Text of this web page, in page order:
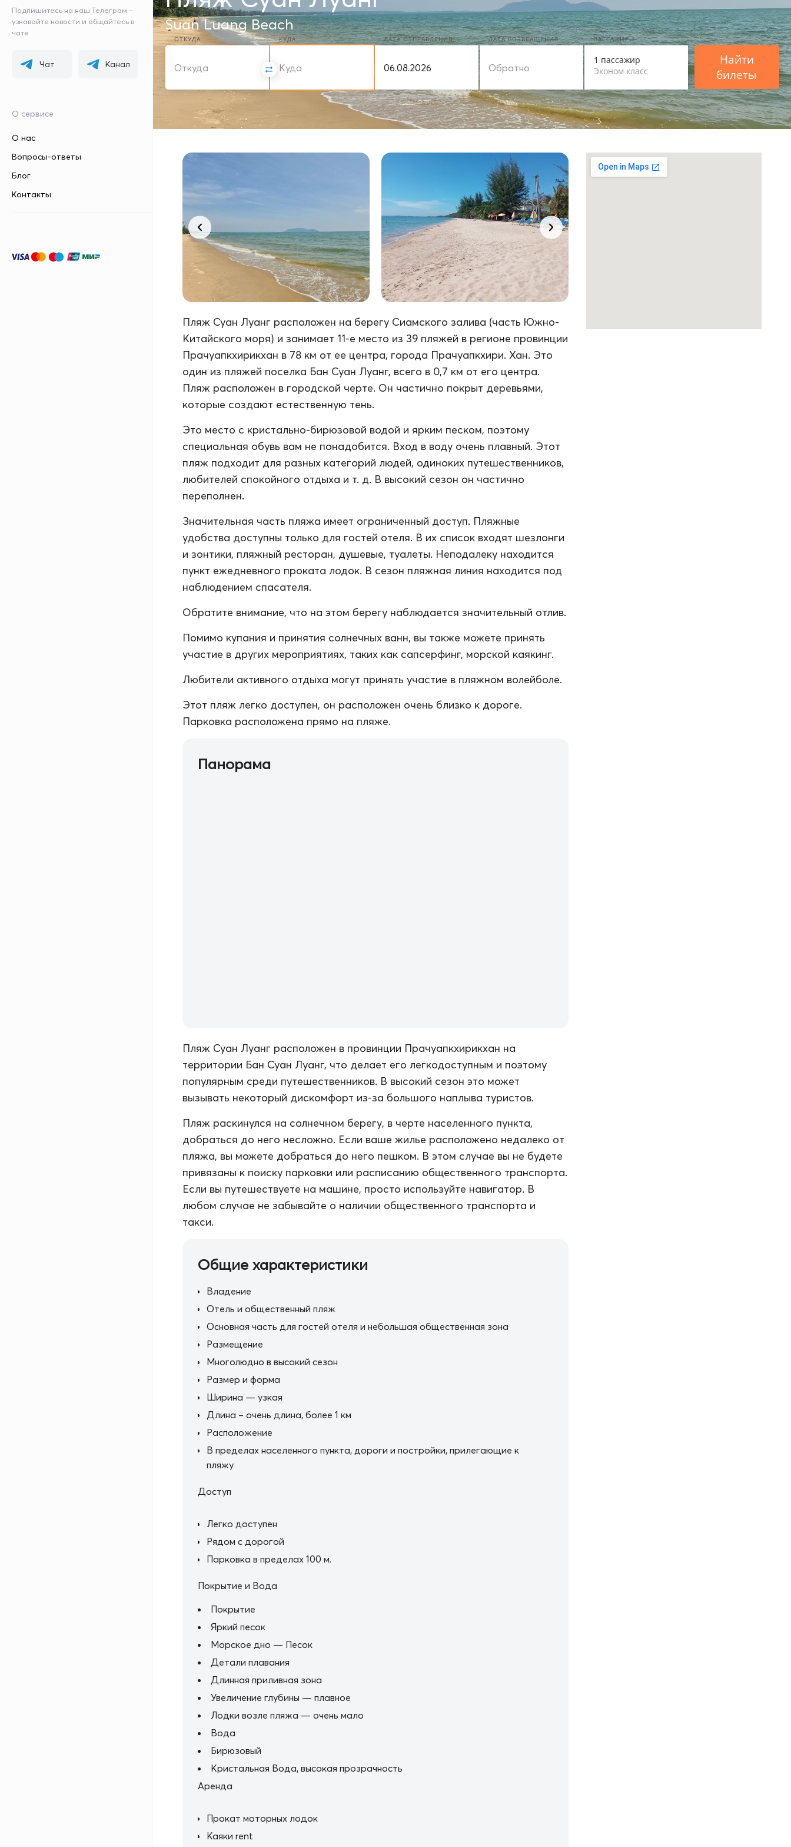
Подпишитесь на наш Телеграм –
узнавайте новости и общайтесь в
чате
Чат Канал
О сервисе
О нас
Вопросы-ответы
Блог
Контакты
Suan Luang Beach
ОТКУДА КУДА ДАТА ОТПРАВЛЕНИЯ ДАТА ВОЗВРАЩЕНИЯ ПАССАЖИРЫ
1 пассажир
Эконом класс
Найти
билеты
Пляж Суан Луанг расположен на берегу Сиамского залива (часть Южно-
Китайского моря) и занимает 11-е место из 39 пляжей в регионе провинции
Прачуапкхирикхан в 78 км от ее центра, города Прачуапкхири. Хан. Это
один из пляжей поселка Бан Суан Луанг, всего в 0,7 км от его центра.
Пляж расположен в городской черте. Он частично покрыт деревьями,
которые создают естественную тень.
Это место с кристально-бирюзовой водой и ярким песком, поэтому
специальная обувь вам не понадобится. Вход в воду очень плавный. Этот
пляж подходит для разных категорий людей, одиноких путешественников,
любителей спокойного отдыха и т. д. В высокий сезон он частично
переполнен.
Значительная часть пляжа имеет ограниченный доступ. Пляжные
удобства доступны только для гостей отеля. В их список входят шезлонги
и зонтики, пляжный ресторан, душевые, туалеты. Неподалеку находится
пункт ежедневного проката лодок. В сезон пляжная линия находится под
наблюдением спасателя.
Обратите внимание, что на этом берегу наблюдается значительный отлив.
Помимо купания и принятия солнечных ванн, вы также можете принять
участие в других мероприятиях, таких как сапсерфинг, морской каякинг.
Любители активного отдыха могут принять участие в пляжном волейболе.
Этот пляж легко доступен, он расположен очень близко к дороге.
Парковка расположена прямо на пляже.
Панорама
Пляж Суан Луанг расположен в провинции Прачуапкхирикхан на
территории Бан Суан Луанг, что делает его легкодоступным и поэтому
популярным среди путешественников. В высокий сезон это может
вызывать некоторый дискомфорт из-за большого наплыва туристов.
Пляж раскинулся на солнечном берегу, в черте населенного пункта,
добраться до него несложно. Если ваше жилье расположено недалеко от
пляжа, вы можете добраться до него пешком. В этом случае вы не будете
привязаны к поиску парковки или расписанию общественного транспорта.
Если вы путешествуете на машине, просто используйте навигатор. В
любом случае не забывайте о наличии общественного транспорта и
такси.
Общие характеристики
Владение
Отель и общественный пляж
Основная часть для гостей отеля и небольшая общественная зона
Размещение
Многолюдно в высокий сезон
Размер и форма
Ширина — узкая
Длина – очень длина, более 1 км
Расположение
В пределах населенного пункта, дороги и постройки, прилегающие к
пляжу
Доступ
Легко доступен
Рядом с дорогой
Парковка в пределах 100 м.
Покрытие и Вода
Покрытие
Яркий песок
Морское дно — Песок
Детали плавания
Длинная приливная зона
Увеличение глубины — плавное
Лодки возле пляжа — очень мало
Вода
Бирюзовый
Кристальная Вода, высокая прозрачность
Аренда
Прокат моторных лодок
Каяки rent